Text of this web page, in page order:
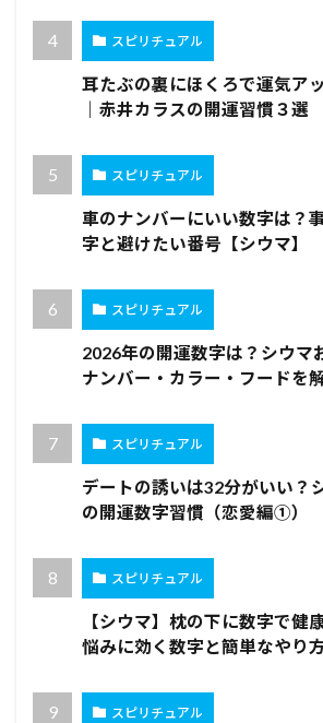
スピリチュアル
耳たぶの裏にほくろで運気ア
｜赤井カラスの開運習慣３選
スピリチュアル
車のナンバーにいい数字は？
字と避けたい番号【シウマ】
スピリチュアル
2026年の開運数字は？シウマ
ナンバー・カラー・フードを
スピリチュアル
デートの誘いは32分がいい？
の開運数字習慣（恋愛編①）
スピリチュアル
【シウマ】枕の下に数字で健
悩みに効く数字と簡単なやり
スピリチュアル